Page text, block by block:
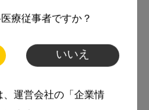
療従事者ですか？
いいえ
、運営会社の「企業情
法人ウォーターフロリデ
尾小学校（香川県三豊